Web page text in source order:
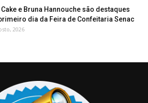
e Bruna Hannouche são destaques
dia da Feira de Confeitaria Senac
2026